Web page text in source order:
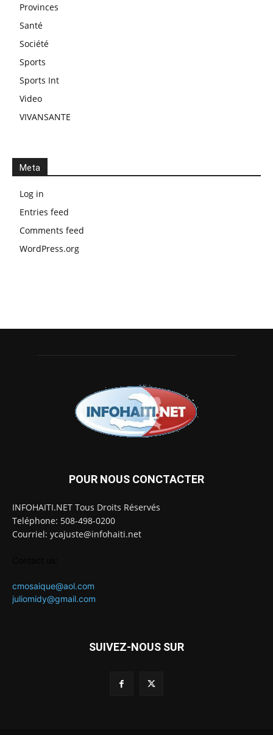
Provinces
Santé
Société
Sports
Sports Int
Video
VIVANSANTE
Meta
Log in
Entries feed
Comments feed
WordPress.org
POUR NOUS CONCTACTER
INFOHAITI.NET Tous Droits Réservés
Teléphone: 508-498-0200
Courriel: ycajuste@infohaiti.net
cmosaique@aol.com
juliomidy@gmail.com
SUIVEZ-NOUS SUR